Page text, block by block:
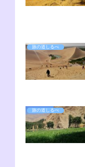
旅の道しるべ
旅の道しるべ